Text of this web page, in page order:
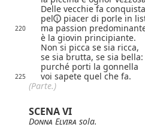
Delle vecchie fa conquista
pel
piacer di porle in
220 ma passion
è la giovin principiante.
Non si picca se sia ricca,
se sia brutta, se sia bella:
purché porti la gonnella
225 voi sapete quel che fa.
(Parte.)
SCENA VI
Donna Elvira sola.